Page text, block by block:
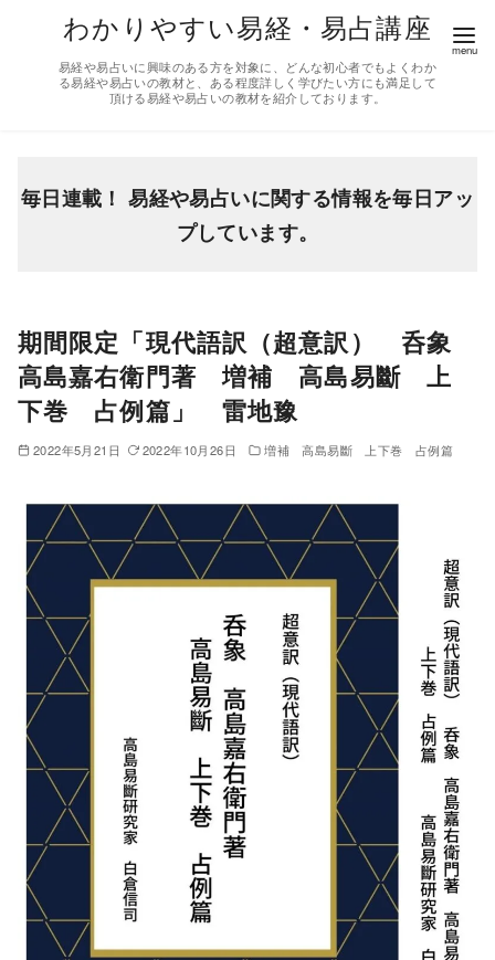
わかりやすい易経・易占講座
易経や易占いに興味のある方を対象に、どんな初心者でもよくわか
る易経や易占いの教材と、ある程度詳しく学びたい方にも満足して
頂ける易経や易占いの教材を紹介しております。
毎日連載！ 易経や易占いに関する情報を毎日アッ
プしています。
期間限定「現代語訳（超意訳） 呑象
高島嘉右衛門著 増補 高島易斷 上
下巻 占例篇」 雷地豫
2022年5月21日 2022年10月26日 増補 高島易斷 上下巻 占例篇